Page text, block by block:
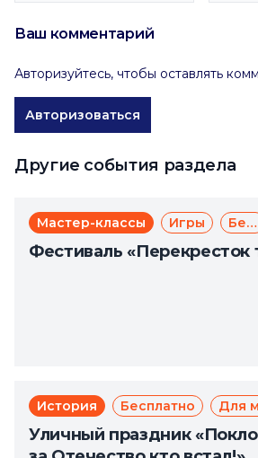
Ваш комментарий
Авторизуйтесь, чтобы оставлять
Авторизоваться
Другие события раздела
Мастер-классы Игры Бесплатно
Фестиваль «Перекресток
История Бесплатно Для
Уличный праздник